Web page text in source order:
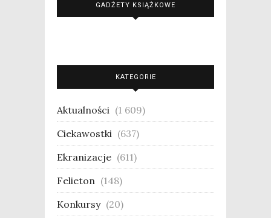
GADŻETY KSIĄŻKOWE
KATEGORIE
Aktualności (1 609)
Ciekawostki (637)
Ekranizacje (611)
Felieton (148)
Konkursy (20)